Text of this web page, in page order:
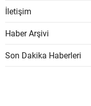
İletişim
Haber Arşivi
Son Dakika Haberleri